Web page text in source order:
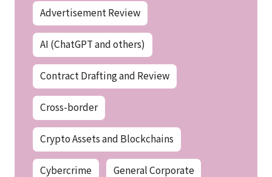
Advertisement Review
AI (ChatGPT and others)
Contract Drafting and Review
Cross-border
Crypto Assets and Blockchains
Cybercrime General Corporate